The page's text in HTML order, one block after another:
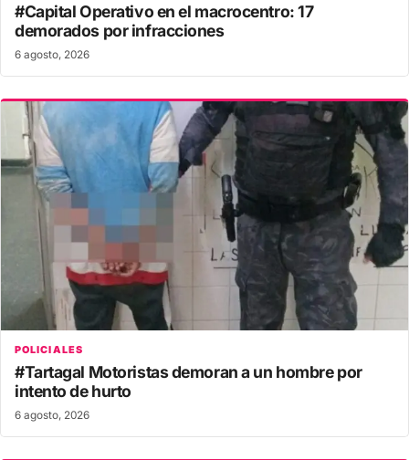
#Capital Operativo en el macrocentro: 17
demorados por infracciones
6 agosto, 2026
POLICIALES
#Tartagal Motoristas demoran a un hombre por
intento de hurto
6 agosto, 2026